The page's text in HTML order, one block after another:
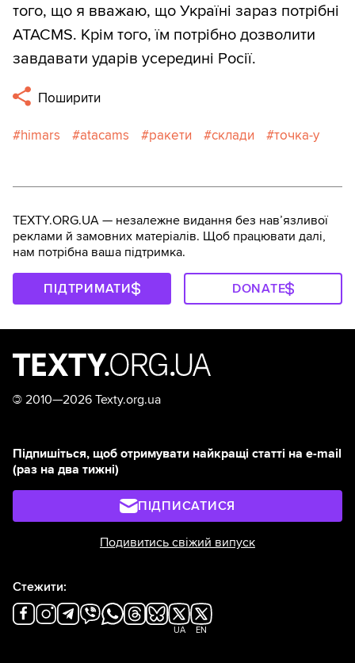
того, що я вважаю, що Україні зараз потрібні
ATACMS. Крім того, їм потрібно дозволити
завдавати ударів усередині Росії.
Поширити
himars atacams ракети склади точка-у
TEXTY.ORG.UA — незалежне видання без навʼязливої
реклами й замовних матеріалів. Щоб працювати далі,
нам потрібна ваша підтримка.
ПІДТРИМАТИ DONATE
© 2010—2026 Texty.org.ua
Підпишіться, щоб отримувати найкращі статті на e-mail
(раз на два тижні)
ПІДПИСАТИСЯ
Подивитись свіжий випуск
Стежити:
UA EN